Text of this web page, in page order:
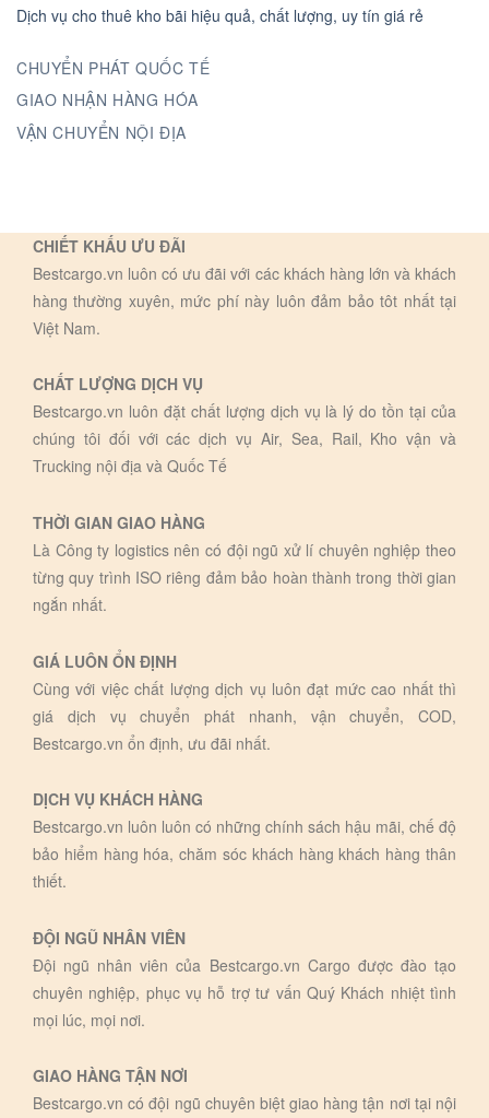
Dịch vụ cho thuê kho bãi hiệu quả, chất lượng, uy tín giá rẻ
CHUYỂN PHÁT QUỐC TẾ
GIAO NHẬN HÀNG HÓA
VẬN CHUYỂN NỘI ĐỊA
CHIẾT KHẤU ƯU ĐÃI
Bestcargo.vn luôn có ưu đãi với các khách hàng lớn và khách
hàng thường xuyên, mức phí này luôn đảm bảo tôt nhất tại
Việt Nam.
CHẤT LƯỢNG DỊCH VỤ
Bestcargo.vn luôn đặt chất lượng dịch vụ là lý do tồn tại của
chúng tôi đối với các dịch vụ Air, Sea, Rail, Kho vận và
Trucking nội địa và Quốc Tế
THỜI GIAN GIAO HÀNG
Là Công ty logistics nên có đội ngũ xử lí chuyên nghiệp theo
từng quy trình ISO riêng đảm bảo hoàn thành trong thời gian
ngắn nhất.
GIÁ LUÔN ỔN ĐỊNH
Cùng với việc chất lượng dịch vụ luôn đạt mức cao nhất thì
giá dịch vụ chuyển phát nhanh, vận chuyển, COD,
Bestcargo.vn ổn định, ưu đãi nhất.
DỊCH VỤ KHÁCH HÀNG
Bestcargo.vn luôn luôn có những chính sách hậu mãi, chế độ
bảo hiểm hàng hóa, chăm sóc khách hàng khách hàng thân
thiết.
ĐỘI NGŨ NHÂN VIÊN
Đội ngũ nhân viên của Bestcargo.vn Cargo được đào tạo
chuyên nghiệp, phục vụ hỗ trợ tư vấn Quý Khách nhiệt tình
mọi lúc, mọi nơi.
GIAO HÀNG TẬN NƠI
Bestcargo.vn có đội ngũ chuyên biệt giao hàng tận nơi tại nội